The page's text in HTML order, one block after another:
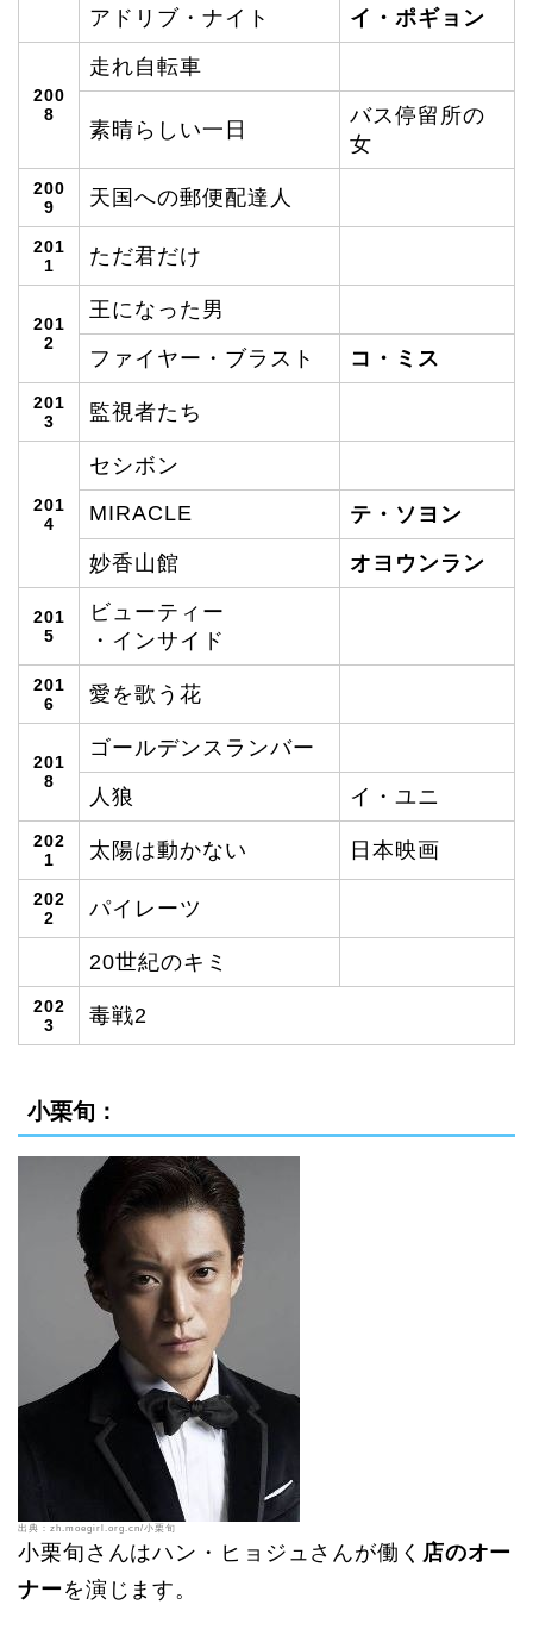
アドリブ・ナイト イ・ポギョン
200
8
走れ自転車
素晴らしい一日
バス停留所の
女
200
9
天国への郵便配達人
201
1
ただ君だけ
201
2
王になった男
ファイヤー・ブラスト コ・ミス
201
3
監視者たち
201
4
セシボン
MIRACLE
テ・ソヨン
妙香山館 オヨウンラン
201
5
ビューティー
・インサイド
201
6
愛を歌う花
201
8
ゴールデンスランバー
人狼 イ・ユニ
202
1
太陽は動かない 日本映画
202
2
パイレーツ
20世紀のキミ
202
3
毒戦2
小栗旬：
出典：zh.moegirl.org.cn/小栗旬
小栗旬さんはハン・ヒョジュさんが働く 店のオー
ナーを演じます。